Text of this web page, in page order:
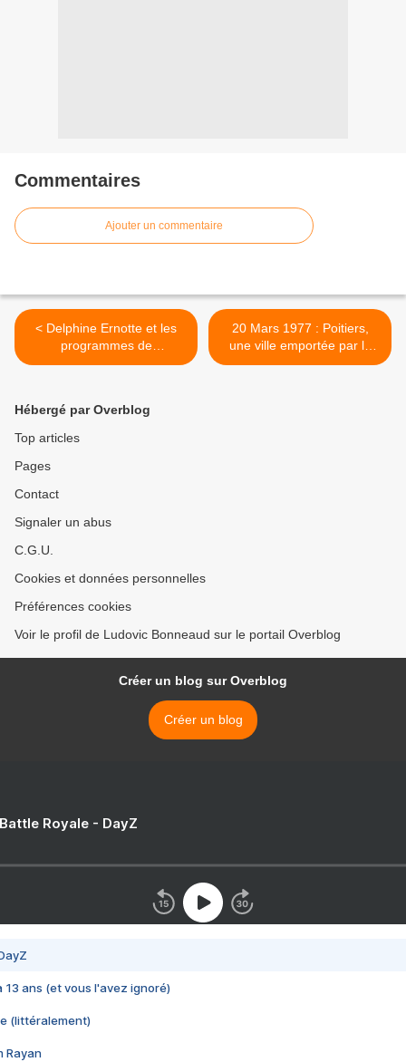
Commentaires
Ajouter un commentaire
< Delphine Ernotte et les
programmes de
FranceTélés : le fait de la
20 Mars 1977 : Poitiers,
une ville emportée par la
Vague Rose >
Hébergé par Overblog
Top articles
Pages
Contact
Signaler un abus
C.G.U.
Cookies et données personnelles
Préférences cookies
Voir le profil de Ludovic Bonneaud sur le portail Overblog
Créer un blog sur Overblog
Créer un blog
Royale - DayZ
13 ans (et vous l'avez ignoré)
(littéralement)
Rayan